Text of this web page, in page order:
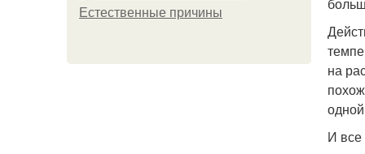
Естественные причины
на
И все